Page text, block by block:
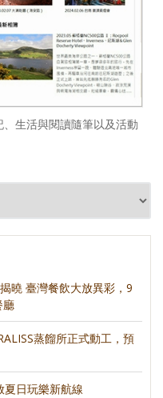
生活與閱讀隨筆以及活動
曉 臺灣餐飲大放異彩，9
廳
蒸餾所正式動工，預
日玩樂新航線